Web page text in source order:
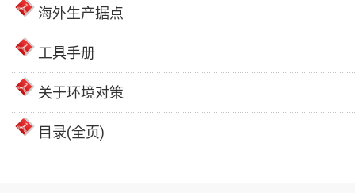
海外生产据点
工具手册
关于环境对策
目录(全页)